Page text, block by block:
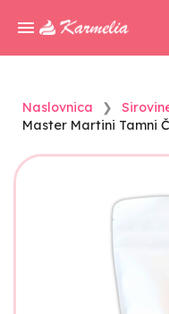
Naslovnica
Master Martini Tamni